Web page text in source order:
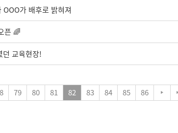
가 배후로 밝혀져
픈 🌈
던 교육현장!
79 80 81 82 83 84 85 86